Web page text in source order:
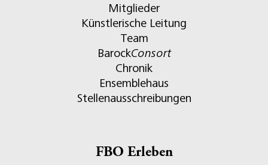
Mitglieder
Künstlerische Leitung
Team
BarockConsort
Chronik
Ensemblehaus
Stellenausschreibungen
FBO Erleben